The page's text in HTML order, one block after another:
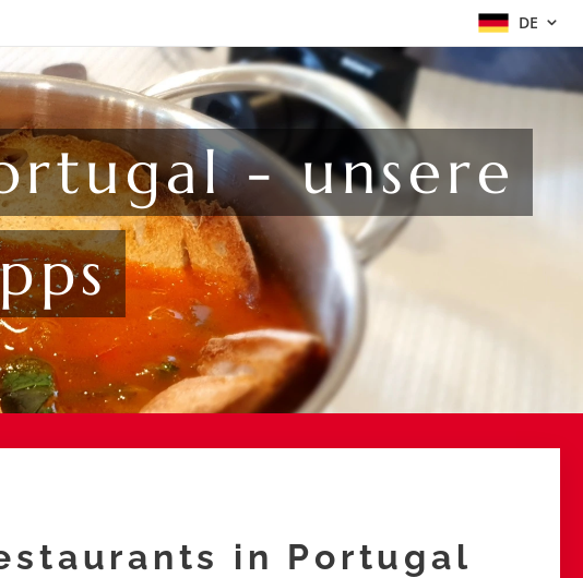
DE
- unsere
in Portugal